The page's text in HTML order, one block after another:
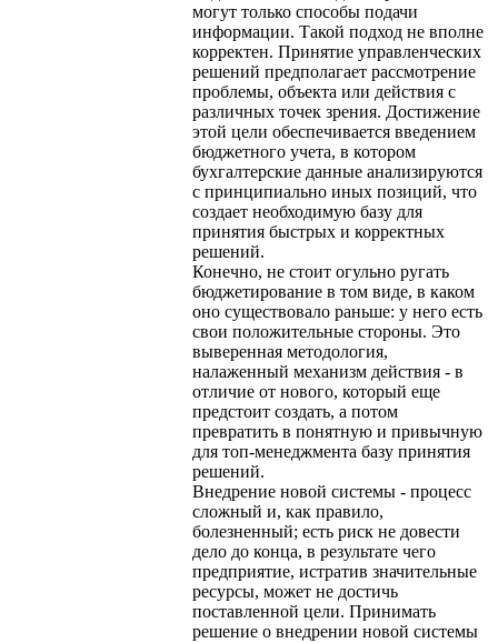
могут только способы подачи
информации. Такой подход не вполне
корректен. Принятие управленческих
решений предполагает рассмотрение
проблемы, объекта или действия с
различных точек зрения. Достижение
этой цели обеспечивается введением
бюджетного учета, в котором
бухгалтерские данные анализируются
с принципиально иных позиций, что
создает необходимую базу для
принятия быстрых и корректных
решений.
Конечно, не стоит огульно ругать
бюджетирование в том виде, в каком
оно существовало раньше: у него есть
свои положительные стороны. Это
выверенная методология,
налаженный механизм действия - в
отличие от нового, который еще
предстоит создать, а потом
превратить в понятную и привычную
для топ-менеджмента базу принятия
решений.
Внедрение новой системы - процесс
сложный и, как правило,
болезненный; есть риск не довести
дело до конца, в результате чего
предприятие, истратив значительные
ресурсы, может не достичь
поставленной цели. Принимать
решение о внедрении новой системы